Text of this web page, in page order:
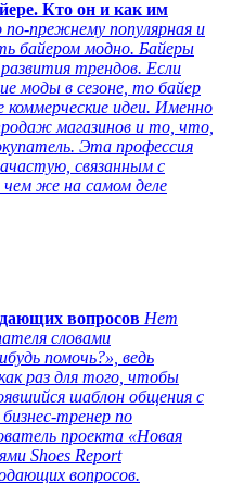
Кто он и как им
прежнему популярная и
байером модно. Байеры
трендов. Если
моды в сезоне, то байер
идеи. Именно
магазинов и то, что,
Эта профессия
связанным с
же на самом деле
вопросов Нет
словами
помочь?», ведь
раз для того, чтобы
шаблон общения с
тренер по
проекта «Новая
Shoes Report
вопросов.